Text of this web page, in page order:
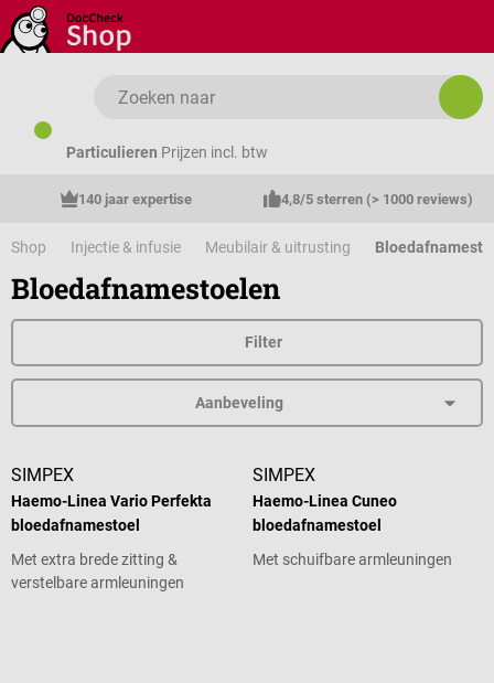
Ga naar de hoofdinhoud
Particulieren Prijzen incl. btw
140 jaar expertise 4,8/5 sterren (> 1000 reviews)
Shop Injectie & infusie Meubilair & uitrusting
Bloedafnamestoelen
Filter
SIMPEX
Haemo-Linea Vario Perfekta
bloedafnamestoel
Met extra brede zitting &
verstelbare armleuningen
SIMPEX
Haemo-Linea Cuneo
bloedafnamestoel
Met schuifbare armleuningen